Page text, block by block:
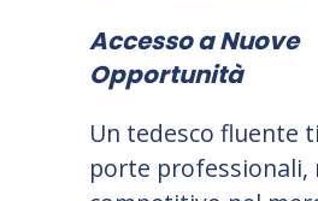
Accesso a Nuove
Opportunità
Un tedesco fluente
porte professionali,